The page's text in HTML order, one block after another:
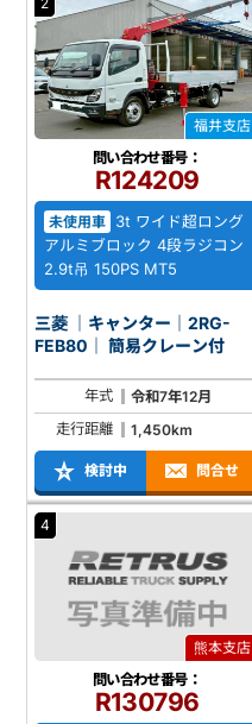
福井支店
問い合わせ番号：
R124209
未使用車
3t ワイド超ロング
アルミブロック 4段ラジコン
2.9t吊 150PS MT5
三菱 ｜キャンター｜2RG-
FEB80｜ 簡易クレーン付
年式
令和7年12月
走行距離
1,450km
検討中 問合せ
4
熊本支店
問い合わせ番号：
R130796